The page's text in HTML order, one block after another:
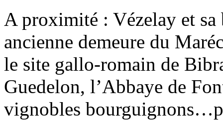
A proximité : Vézelay et sa
ancienne demeure du
le site gallo-romain de
Guedelon, l’Abbaye de
vignobles